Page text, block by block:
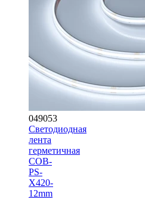
049053
Светодиодная
лента
герметичная
COB-
PS-
X420-
12mm